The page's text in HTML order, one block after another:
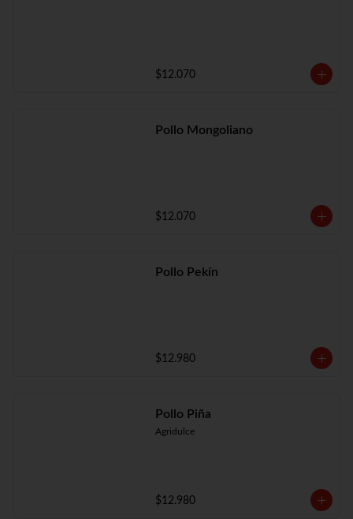
$12.070
Pollo Mongoliano
$12.070
Pollo Pekín
$12.980
Pollo Piña
Agridulce
$12.980